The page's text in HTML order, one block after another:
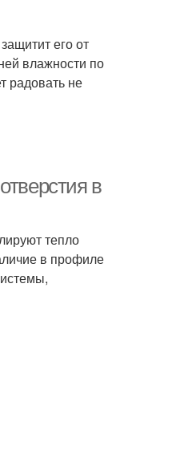
его от
влажности по
радовать не
в
тепло
в профиле